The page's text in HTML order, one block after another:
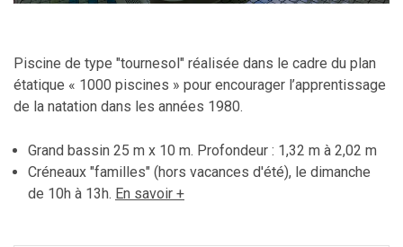
Piscine de type "tournesol" réalisée dans le cadre du plan
étatique « 1000 piscines » pour encourager l’apprentissage
de la natation dans les années 1980.
Grand bassin 25 m x 10 m. Profondeur : 1,32 m à 2,02 m
Créneaux "familles" (hors vacances d'été), le dimanche
de 10h à 13h. En savoir +